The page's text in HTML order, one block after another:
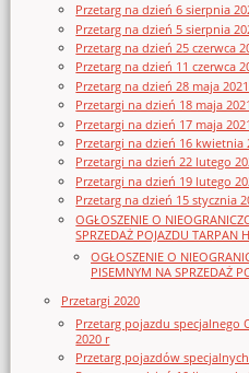
Przetarg na dzień 6 sierpnia
Przetarg na dzień 5 sierpnia
Przetarg na dzień 25 czerwca
Przetarg na dzień 11 czerwca
Przetarg na dzień 28 maja
Przetargi na dzień 18 maja
Przetargi na dzień 17 maja
Przetargi na dzień 16 kwietnia
Przetargi na dzień 22 lutego
Przetargi na dzień 19 lutego
Przetarg na dzień 15 stycznia
OGŁOSZENIE O
SPRZEDAŻ POJAZDU TARPAN
OGŁOSZENIE O
PISEMNYM NA SPRZEDAŻ
Przetargi 2020
Przetarg pojazdu specjalnego
2020 r
Przetarg pojazdów